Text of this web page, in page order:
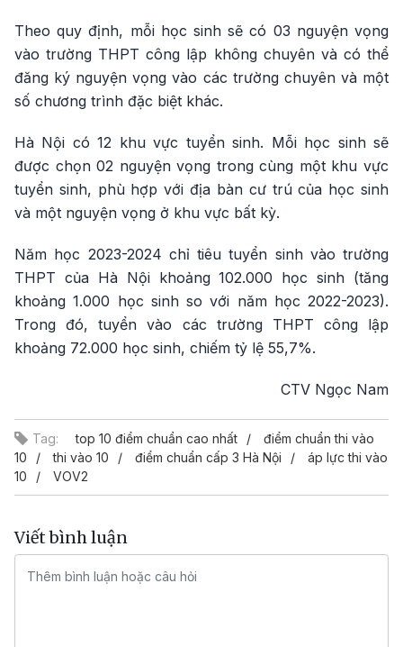
Theo quy định, mỗi học sinh sẽ có 03 nguyện vọng
vào trường THPT công lập không chuyên và có thể
đăng ký nguyện vọng vào các trường chuyên và một
số chương trình đặc biệt khác.
Hà Nội có 12 khu vực tuyển sinh. Mỗi học sinh sẽ
được chọn 02 nguyện vọng trong cùng một khu vực
tuyển sinh, phù hợp với địa bàn cư trú của học sinh
và một nguyện vọng ở khu vực bất kỳ.
Năm học 2023-2024 chỉ tiêu tuyển sinh vào trường
THPT của Hà Nội khoảng 102.000 học sinh (tăng
khoảng 1.000 học sinh so với năm học 2022-2023).
Trong đó, tuyển vào các trường THPT công lập
khoảng 72.000 học sinh, chiếm tỷ lệ 55,7%.
CTV Ngọc Nam
Tag: top 10 điểm chuẩn cao nhất
điểm chuẩn thi vào
10
thi vào 10 điểm chuẩn cấp 3 Hà Nội
áp lực thi vào
10
VOV2
Viết bình luận